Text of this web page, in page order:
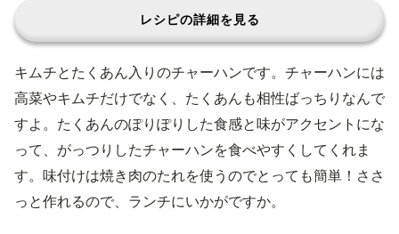
レシピの詳細を見る
キムチとたくあん入りのチャーハンです。チャーハンには
高菜やキムチだけでなく、たくあんも相性ばっちりなんで
すよ。たくあんのぽりぽりした食感と味がアクセントにな
って、がっつりしたチャーハンを食べやすくしてくれま
す。味付けは焼き肉のたれを使うのでとっても簡単！ささ
っと作れるので、ランチにいかがですか。